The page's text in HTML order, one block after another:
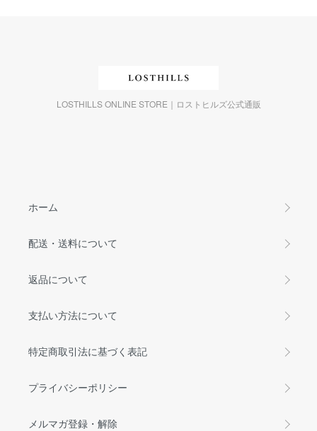
LOSTHILLS ONLINE STORE｜ロストヒルズ公式通販
ホーム
配送・送料について
返品について
支払い方法について
特定商取引法に基づく表記
プライバシーポリシー
メルマガ登録・解除